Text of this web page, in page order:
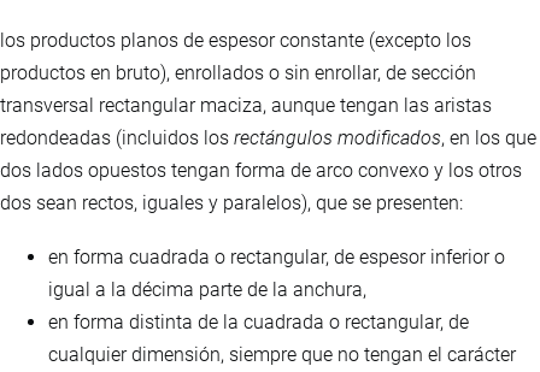
los productos planos de espesor constante (excepto los
productos en bruto), enrollados o sin enrollar, de sección
transversal rectangular maciza, aunque tengan las aristas
redondeadas (incluidos los rectángulos modificados, en los que
dos lados opuestos tengan forma de arco convexo y los otros
dos sean rectos, iguales y paralelos), que se presenten:
en forma cuadrada o rectangular, de espesor inferior o
igual a la décima parte de la anchura,
en forma distinta de la cuadrada o rectangular, de
cualquier dimensión, siempre que no tengan el carácter